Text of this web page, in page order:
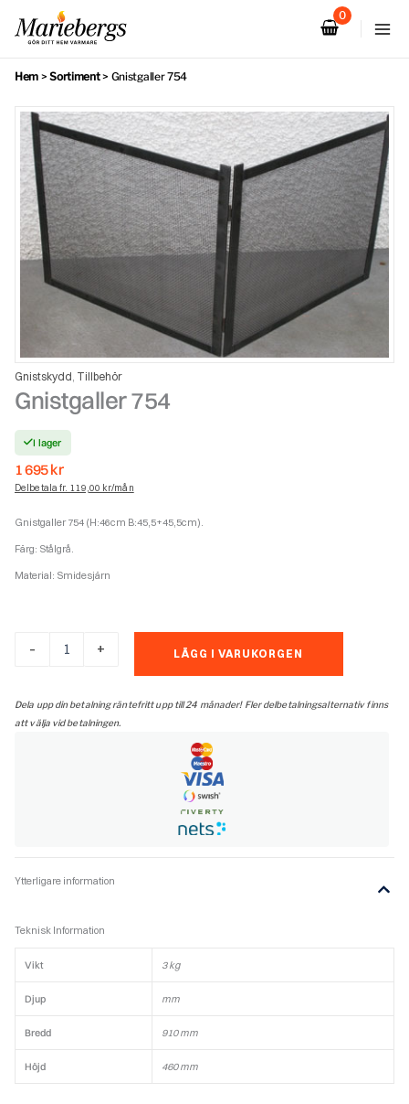
innehåll
Hem >Sortiment> Gnistgaller 754
Gnistskydd, Tillbehör
Gnistgaller 754
I lager
1 695kr
Delbetala fr. 119,00 kr/mån
Gnistgaller 754 (H:46cm B:45,5+45,5cm).
Färg: Stålgrå.
Material: Smidesjärn
-
Gnistgaller
+ LÄGG I VARUKORGEN
Dela upp din betalning räntefritt upp till 24 månader! Fler delbetalningsalternativ finns
att välja vid betalningen.
Ytterligare information
Teknisk Information
Vikt 3 kg
Djup mm
Bredd 910 mm
Höjd 460 mm